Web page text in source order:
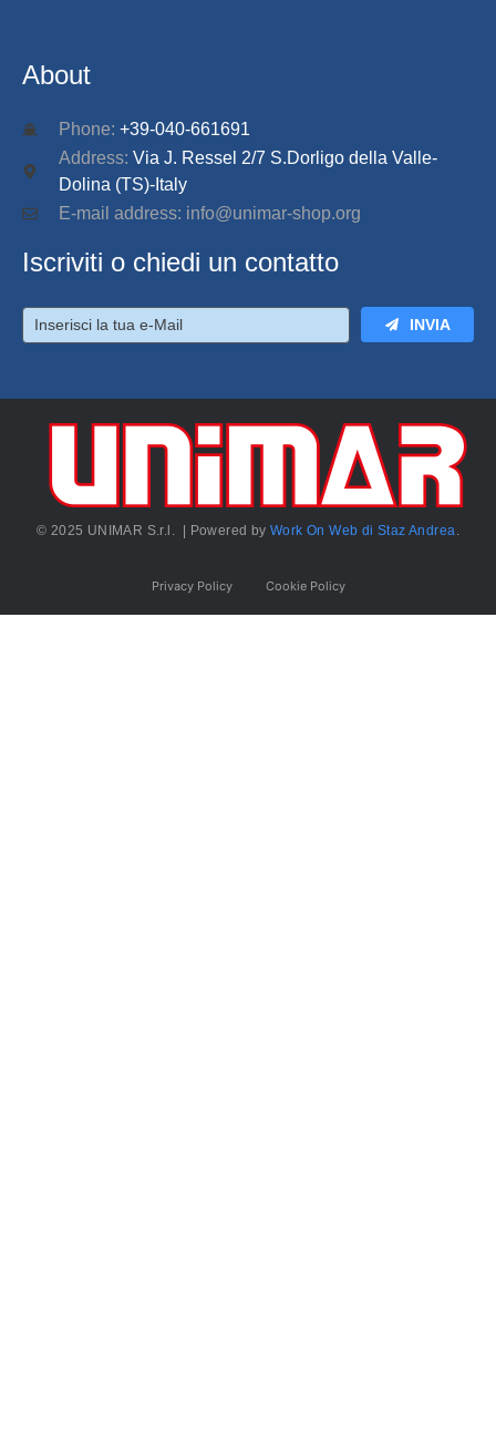
About
Phone: +39-040-661691
Address: Via J. Ressel 2/7 S.Dorligo della Valle-
Dolina (TS)-Italy
E-mail address: info@unimar-shop.org
Iscriviti o chiedi un contatto
INVIA
© 2025 UNIMAR S.r.l. | Powered byWork On Web di Staz Andrea.
Privacy Policy Cookie Policy